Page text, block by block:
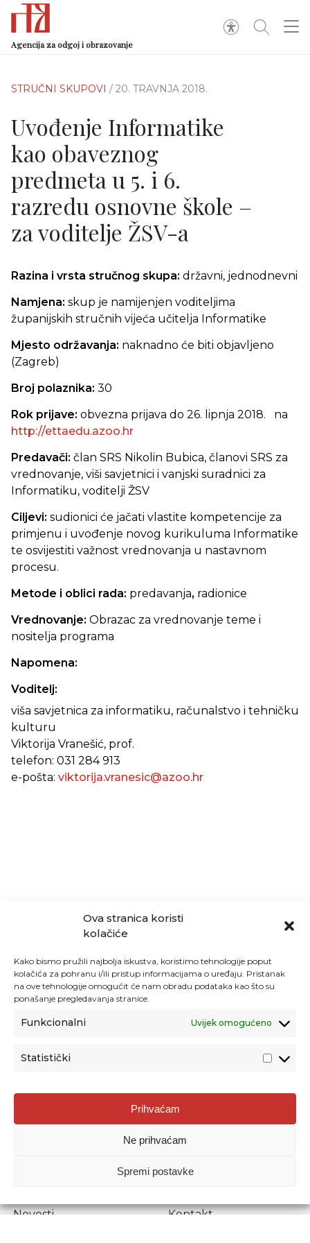
Ova stranica koristi
kolačiće
Kako bismo pružili najbolja iskustva, koristimo tehnologije poput
kolačića za pohranu i/ili pristup informacijama o uređaju. Pristanak
na ove tehnologije omogućit će nam obradu podataka kao što su
ponašanje pregledavanja stranice.
Funkcionalni Uvijek omogućeno
Statistički
Prihvaćam
Ne prihvaćam
Spremi postavke
Agencija za odgoj i obrazovanje
STRUČNI SKUPOVI / 20. TRAVNJA 2018.
Uvođenje Informatike
kao obaveznog
predmeta u 5. i 6.
razredu osnovne škole –
za voditelje ŽSV-a
Razina i vrsta stručnog skupa: državni, jednodnevni
Namjena: skup je namijenjen voditeljima
županijskih stručnih vijeća učitelja Informatike
Mjesto održavanja: naknadno će biti objavljeno
(Zagreb)
Broj polaznika: 30
Rok prijave: obvezna prijava do 26. lipnja 2018. na
http://ettaedu.azoo.hr
Predavači: član SRS Nikolin Bubica, članovi SRS za
vrednovanje, viši savjetnici i vanjski suradnici za
Informatiku, voditelji ŽSV
Ciljevi: sudionici će jačati vlastite kompetencije za
primjenu i uvođenje novog kurikuluma Informatike
te osvijestiti važnost vrednovanja u nastavnom
procesu.
Metode i oblici rada: predavanja, radionice
Vrednovanje: Obrazac za vrednovanje teme i
nositelja programa
Napomena:
Voditelj:
viša savjetnica za informatiku, računalstvo i tehničku
kulturu
Viktorija Vranešić, prof.
telefon: 031 284 913
e-pošta: viktorija.vranesic@azoo.hr
Agencija za odgoj i obrazovanje
Donje Svetice 38, 10000 Zagreb
1778129
Prenošenje sadržaja dopušteno je uz navođenje izvora.
Novosti
Kontakt